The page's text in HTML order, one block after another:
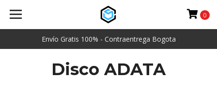
Envío Gratis 100% - Contraentrega Bogota
0
Disco ADATA